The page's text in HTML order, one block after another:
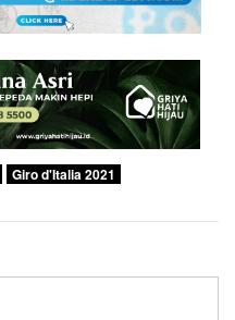
Giro d'Italia 2021